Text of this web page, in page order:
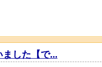
ました【で...